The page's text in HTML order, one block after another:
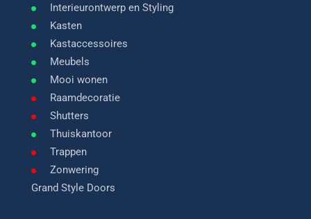
Interieurontwerp en Styling
Kasten
Kastaccessoires
Meubels
Mooi wonen
Raamdecoratie
Shutters
Thuiskantoor
Trappen
Zonwering
Grand Style Doors